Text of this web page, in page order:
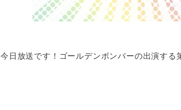
今日放送です！ゴールデンボンバーの出演する